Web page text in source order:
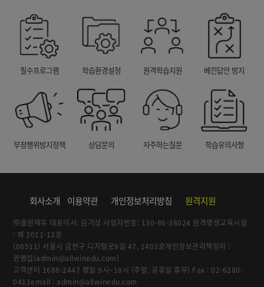
필수프로그램 학습환경설정 원격학습지원 베낀답안 방지
부정행위방지정책 상담문의 자주하는질문 학습유의사항
회사소개 이용약관 개인정보처리방침 원격지원
㈜올윈에듀 대표이사: 김기상 사업자번호: 130-86-38024 원격평생교육시설
: 제 2011-13호
(08511) 서울시 금천구 디지털로9길 47, 1403호개인정보관리책임자 :
권영섭(admin@allwinedu.com)
고객센터 1688-2447 평일 9시~18시 (주말, 공휴일 휴무) Fax : 02-6280-
0411email : admin@allwinedu.com